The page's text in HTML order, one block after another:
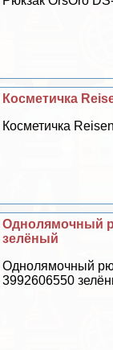
Косметичка
Косметичка
Однолямочный
зелёный
Однолямочный
3992606550